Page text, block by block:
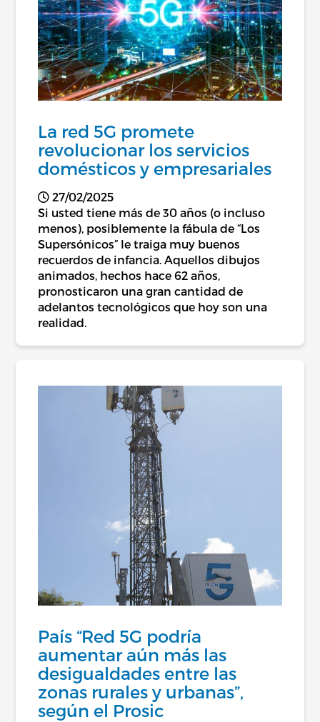
La red 5G promete
revolucionar los servicios
domésticos y empresariales
27/02/2025
Si usted tiene más de 30 años (o incluso
menos), posiblemente la fábula de “Los
Supersónicos” le traiga muy buenos
recuerdos de infancia. Aquellos dibujos
animados, hechos hace 62 años,
pronosticaron una gran cantidad de
adelantos tecnológicos que hoy son una
realidad.
País “Red 5G podría
aumentar aún más las
desigualdades entre las
zonas rurales y urbanas”,
según el Prosic